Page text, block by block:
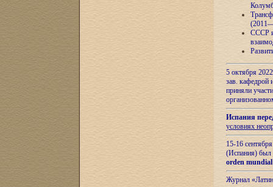
СССР и
5 октября
зав.
приняли
Испания
условиях
15-16
(Испания) был
orden
Журнал